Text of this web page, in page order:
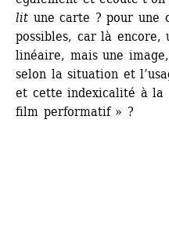
lit une carte ? pour une
possibles, car là encore,
linéaire, mais une
selon la situation et
et cette indexicalité à la
film performatif » ?